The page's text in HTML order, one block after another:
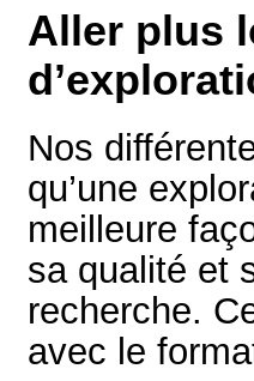
Aller plus
Nos
qu’une
meilleure
sa qualité et
recherche.
avec le